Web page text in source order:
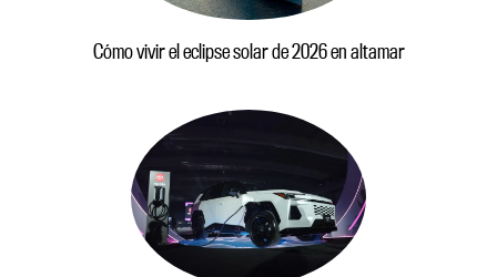
Cómo vivir el eclipse solar de 2026 en altamar